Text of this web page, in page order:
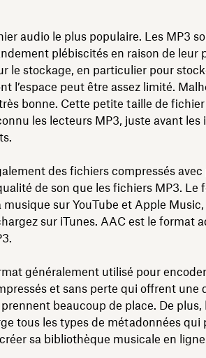
audio le plus populaire. Les MP3
plébiscités en raison de leur
le stockage, en particulier pour
l’espace peut être assez limité.
bonne. Cette petite taille de fichier
les lecteurs MP3, juste avant les
des fichiers compressés
de son que les fichiers MP3. Le
sur YouTube et Apple
sur iTunes. AAC est le format
généralement utilisé pour encoder
et sans perte qui offrent une
beaucoup de place. De plus,
tous les types de métadonnées qui
sa bibliothèque musicale en